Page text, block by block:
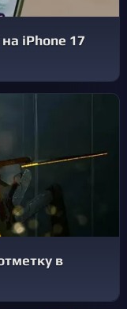
iPhone 17
в